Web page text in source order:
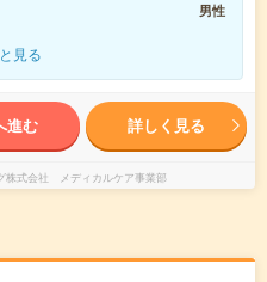
男性
見る
進む 詳しく見る
株式会社 メディカルケア事業部